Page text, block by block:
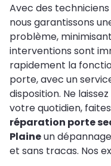
Avec des
nous garantissons
problème,
interventions sont
rapidement la
porte, avec un
disposition. Ne
votre quotidien,
réparation porte
Plaineun
et sans tracas. Nos